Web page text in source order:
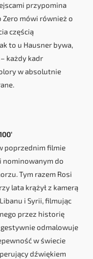
przypomina
mówi również o
częścią
to u Hausner bywa,
każdy kadr
w absolutnie
poprzednim filmie
nominowanym do
Tym razem Rosi
lata krążył z kamerą
i Syrii, filmując
przez historię
odmalowuje
w świecie
dźwiękiem